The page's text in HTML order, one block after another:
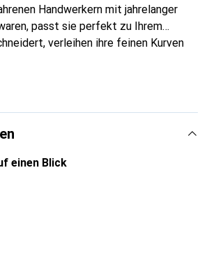
Handwerkern mit jahrelanger
passt sie perfekt zu Ihrem
verleihen ihre feinen Kurven
für Ihr Smartphone. Die Marke
Wahl für eine
einen Blick